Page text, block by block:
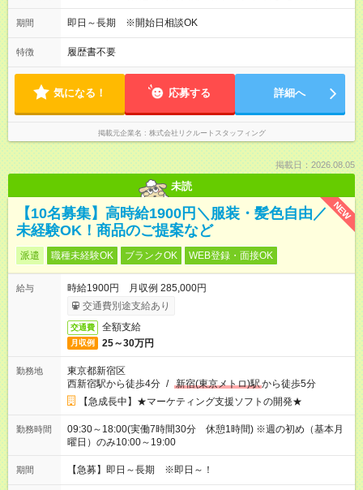
期間 即日～長期 ※開始日相談OK
特徴 履歴書不要
気になる！ 応募する 詳細へ
掲載元企業名 株式会社リクルートスタッフィング
掲載日：2026.08.05
未読
NEW
【10名募集】高時給1900円＼服装・髪色自由／
未経験OK！商品のご提案など
派遣 職種未経験OK ブランクOK WEB登録・面接OK
給与
時給1900円 月収例 285,000円
交通費別途支給あり
交通費 全額支給
月収例 25～30万円
勤務地
東京都新宿区
西新宿駅から徒歩4分 / 新宿(東京メトロ)駅から徒歩5分
【急成長中】★マーケティング支援ソフトの開発★
勤務時間
09:30～18:00(実働7時間30分 休憩1時間) ※週の初め（基本月
曜日）のみ10:00～19:00
期間 【急募】即日～長期 ※即日～！